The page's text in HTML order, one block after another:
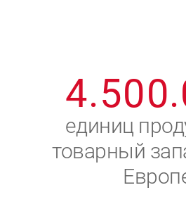
4
5
6
.5
6
7
00.
единиц
товарный